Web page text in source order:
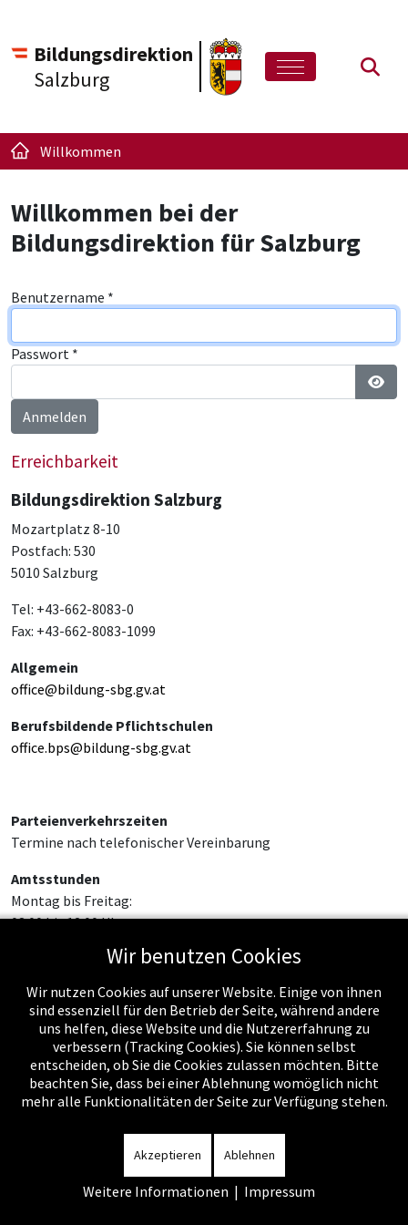
Bildungsdirektion
Salzburg
Willkommen
Willkommen bei der
Bildungsdirektion für Salzburg
Benutzername *
Passwort *
Anmelden
Erreichbarkeit
Bildungsdirektion Salzburg
Mozartplatz 8-10
Postfach: 530
5010 Salzburg
Tel: +43-662-8083-0
Fax: +43-662-8083-1099
Allgemein
office@bildung-sbg.gv.at
Berufsbildende Pflichtschulen
office.bps@bildung-sbg.gv.at
Parteienverkehrszeiten
Termine nach telefonischer Vereinbarung
Amtsstunden
Montag bis Freitag:
08:00 bis 12:00 Uhr
Wir benutzen Cookies
Wir nutzen Cookies auf unserer Website. Einige von ihnen
sind essenziell für den Betrieb der Seite, während andere
uns helfen, diese Website und die Nutzererfahrung zu
verbessern (Tracking Cookies). Sie können selbst
entscheiden, ob Sie die Cookies zulassen möchten. Bitte
beachten Sie, dass bei einer Ablehnung womöglich nicht
mehr alle Funktionalitäten der Seite zur Verfügung stehen.
Akzeptieren Ablehnen
Weitere Informationen | Impressum